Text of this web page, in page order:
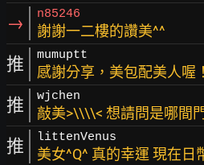
→ n85246
謝謝一二樓的讚美^^
推 mumuptt
感謝分享，美包配美人喔！
推 wjchen
敲美>\\\\< 想請問是哪間
推 littenVenus
美女^Q^ 真的幸運 現在日